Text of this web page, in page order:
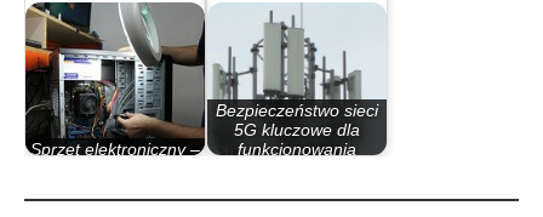
Sprzęt elektroniczny –
Bezpieczeństwo sieci
5G kluczowe dla
funkcjonowania